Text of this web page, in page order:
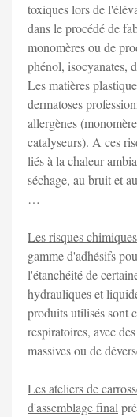
toxiques lors de
dans le procédé de
monomères ou de
phénol, isocyanates,
Les matières
dermatoses
allergènes
catalyseurs). A ces
liés à la chaleur
séchage, au bruit et
…
Les risques chimiques
gamme d'adhésifs
l'étanchéité de
hydrauliques et
produits utilisés sont
respiratoires, avec
massives ou de
Les ateliers de
d'assemblage final